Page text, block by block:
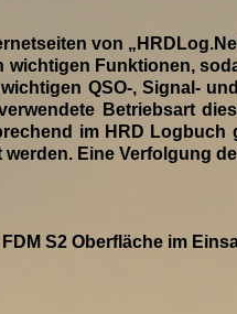
von
Funktionen,
QSO-, Signal-
Betriebsart
im HRD
Eine Verfolgung
FDM S2 Oberfläche im